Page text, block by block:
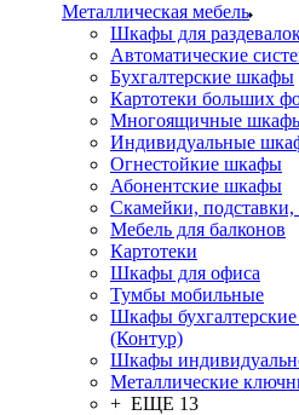
Металлическая мебель
Шкафы для
Автоматические
Бухгалтерские шкафы
Картотеки больших
Многоящичные
Индивидуальные
Огнестойкие шкафы
Абонентские шкафы
Скамейки,
Мебель для балконов
Картотеки
Шкафы для офиса
Тумбы мобильные
Шкафы
(Контур)
Шкафы
Металлические
+ ЕЩЕ 13